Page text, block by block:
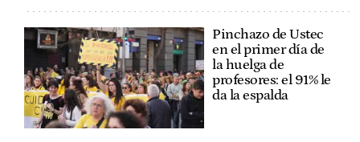
Pinchazo de Ustec
en el primer día de
la huelga de
profesores: el 91% le
da la espalda